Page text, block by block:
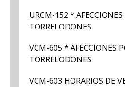
URCM-152 * AFECCIONES
TORRELODONES
VCM-605 * AFECCIONES
TORRELODONES
VCM-603 HORARIOS DE